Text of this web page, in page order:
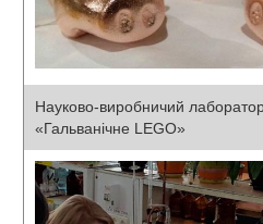
Науково-виробничий
«Гальванічне LEGO»